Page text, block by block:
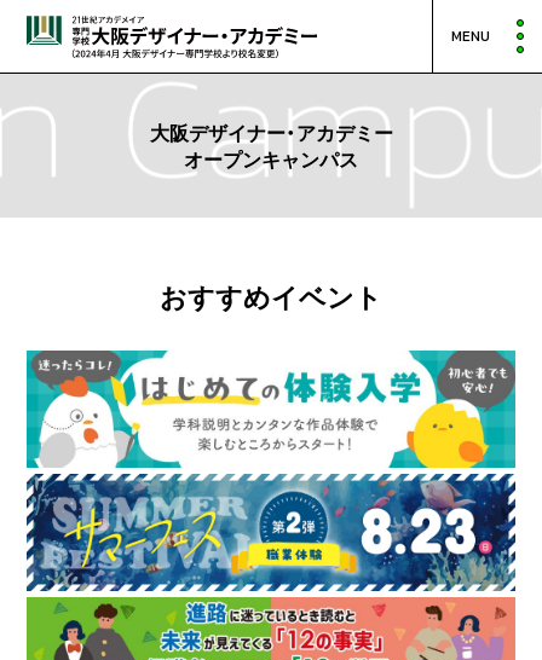
MENU
大阪デザイナー・アカデミー
オープンキャンパス
おすすめイベント